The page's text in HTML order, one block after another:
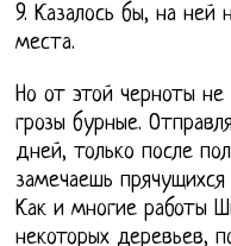
9. Казалось бы, на ней
места.
Но от этой черноты
грозы бурные.
дней, только после
замечаешь
Как и многие работы
некоторых деревьев,